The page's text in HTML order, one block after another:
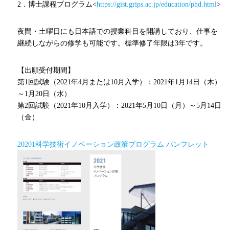
2．博士課程プログラム<https://gist.grips.ac.jp/education/phd.html>
夜間・土曜日にも日本語での授業科目を開講しており、仕事を
継続しながらの修学も可能です。標準修了年限は3年です。
【出願受付期間】
第1 回試験（2021年4月または10月入学）： 2021年1 月 14 日（木）
～ 1 月 20 日（水）
第2回試験（2021年10月入学）： 2021年5月 10 日（月）～ 5月 14 日
（金）
20201科学技術イノベーション政策プログラム パンフレット